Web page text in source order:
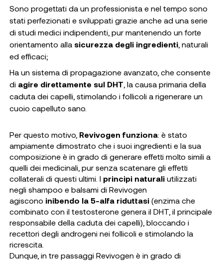
Sono progettati da un professionista e nel tempo sono
stati perfezionati e sviluppati grazie anche ad una serie
di studi medici indipendenti, pur mantenendo un forte
orientamento alla sicurezza degli ingredienti, naturali
ed efficaci;
Ha un sistema di propagazione avanzato, che consente
di agire direttamente sul DHT , la causa primaria della
caduta dei capelli, stimolando i follicoli a rigenerare un
cuoio capelluto sano.
Per questo motivo, Revivogen funziona: è stato
ampiamente dimostrato che i suoi ingredienti e la sua
composizione è in grado di generare effetti molto simili a
quelli dei medicinali, pur senza scatenare gli effetti
collaterali di questi ultimi. I principi naturali utilizzati
negli shampoo e balsami di Revivogen
agiscono inibendo la 5-alfa riduttasi (enzima che
combinato con il testosterone genera il DHT, il principale
responsabile della caduta dei capelli), bloccando i
recettori degli androgeni nei follicoli e stimolando la
ricrescita.
Dunque, in tre passaggi Revivogen è in grado di